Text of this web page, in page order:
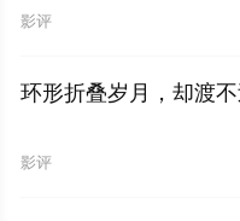
影评
环形折叠岁月，却渡
影评